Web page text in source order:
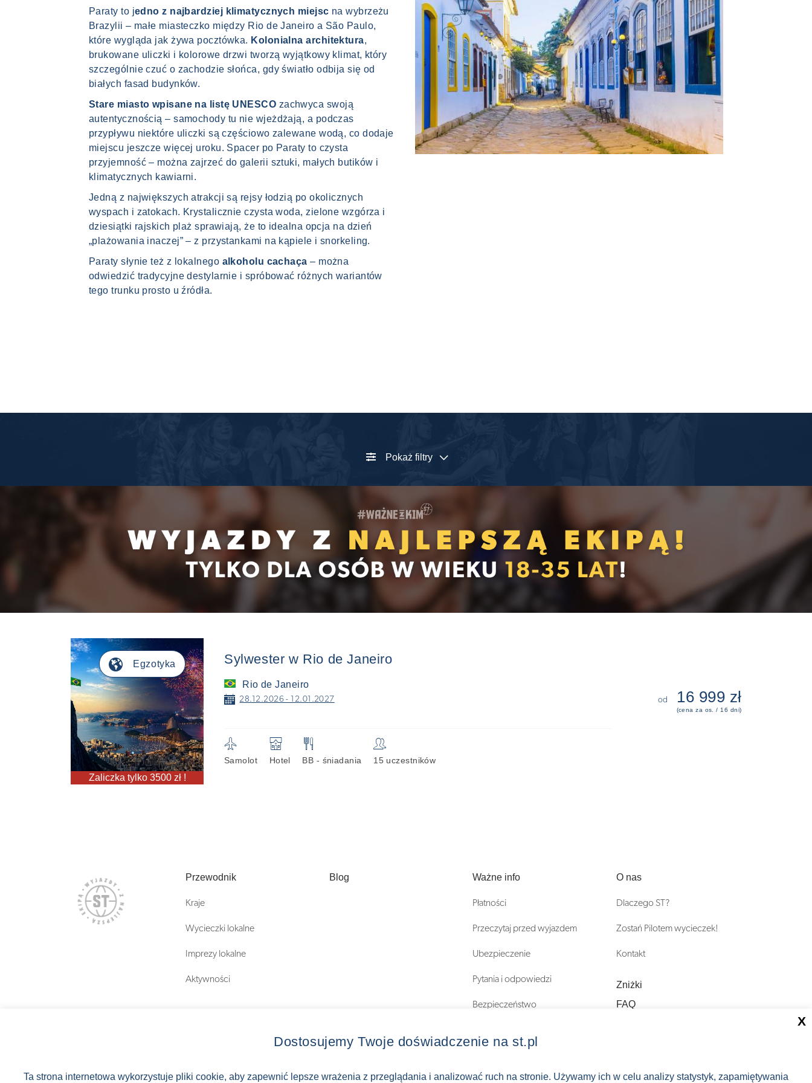
Paraty to jedno z najbardziej klimatycznych miejsc na wybrzeżu
Brazylii – małe miasteczko między Rio de Janeiro a São Paulo,
które wygląda jak żywa pocztówka. Kolonialna architektura,
brukowane uliczki i kolorowe drzwi tworzą wyjątkowy klimat, który
szczególnie czuć o zachodzie słońca, gdy światło odbija się od
białych fasad budynków.
Stare miasto wpisane na listę UNESCO zachwyca swoją
autentycznością – samochody tu nie wjeżdżają, a podczas
przypływu niektóre uliczki są częściowo zalewane wodą, co dodaje
miejscu jeszcze więcej uroku. Spacer po Paraty to czysta
przyjemność – można zajrzeć do galerii sztuki, małych butików i
klimatycznych kawiarni.
Jedną z największych atrakcji są rejsy łodzią po okolicznych
wyspach i zatokach. Krystalicznie czysta woda, zielone wzgórza i
dziesiątki rajskich plaż sprawiają, że to idealna opcja na dzień
„plażowania inaczej” – z przystankami na kąpiele i snorkeling.
Paraty słynie też z lokalnego alkoholu cachaça – można
odwiedzić tradycyjne destylarnie i spróbować różnych wariantów
tego trunku prosto u źródła.
Pokaż filtry
Zaliczka tylko 3500 zł !
Egzotyka
🌎 Sylwester w Rio de Janeiro
Rio de Janeiro
📅 28.12.2026 - 12.01.2027 od 16 999 zł
(cena za os. / 16 dni)
✈
Samolot
🏨
Hotel
🍴
BB - śniadania
👥
15 uczestników
Przewodnik
Kraje
Wycieczki lokalne
Imprezy lokalne
Aktywności
Blog Ważne info
Płatności
Przeczytaj przed wyjazdem
Ubezpieczenie
Pytania i odpowiedzi
Bezpieczeństwo
O nas
Dlaczego ST?
Zostań Pilotem wycieczek!
Kontakt
Zniżki
FAQ
Dostosujemy Twoje doświadczenie na st.pl
Ta strona internetowa wykorzystuje pliki cookie, aby zapewnić lepsze wrażenia z przeglądania i analizować ruch na stronie. Używamy ich w celu analizy statystyk, zapamiętywania
X